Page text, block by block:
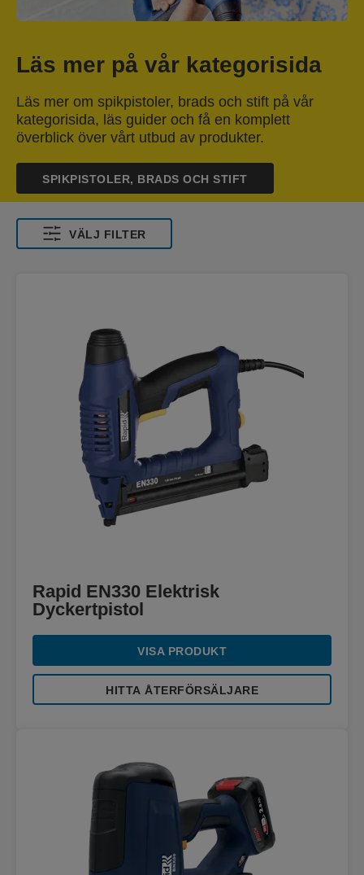
Läs mer på vår kategorisida
Läs mer om spikpistoler, brads och stift på vår
kategorisida, läs guider och få en komplett
överblick över vårt utbud av produkter.
SPIKPISTOLER, BRADS OCH STIFT
VÄLJ FILTER
Rapid EN330 Elektrisk
Dyckertpistol
VISA PRODUKT
HITTA ÅTERFÖRSÄLJARE